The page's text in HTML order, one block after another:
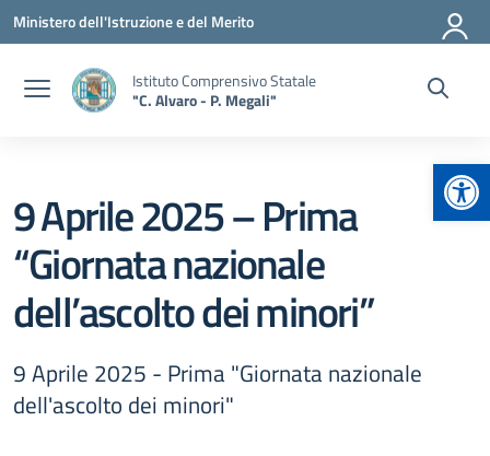
Vai ai contenuti
Vai al menu di navigazione
Vai al footer
Ministero dell'Istruzione e del Merito
Istituto Comprensivo Statale
"C. Alvaro - P. Megali"
9 Aprile 2025 – Prima
“Giornata nazionale
dell’ascolto dei minori”
9 Aprile 2025 - Prima "Giornata nazionale
dell'ascolto dei minori"